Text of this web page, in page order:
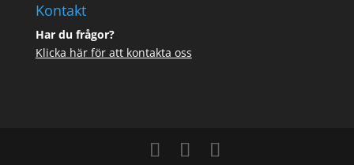
Kontakt
Har du frågor?
Klicka här för att kontakta oss